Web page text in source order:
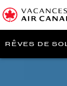
RÊVES DE